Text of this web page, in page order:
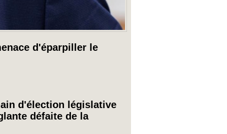
d'éparpiller le
d'élection législative
défaite de la